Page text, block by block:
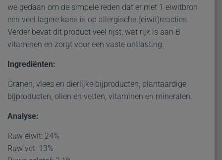
we gedaan om de simpele reden dat er met 1 eiwitbron
een veel lagere kans is op allergische (eiwit)reacties.
Verder bevat dit product veel rijst, wat rijk is aan B
vitaminen en zorgt voor een vaste ontlasting.
Ingrediënten:
Granen, vlees en dierlijke bijproducten, plantaardige
bijproducten, olien en vetten, vitaminen en mineralen.
Analyse:
Ruw eiwit: 24%
Ruw vet: 13%